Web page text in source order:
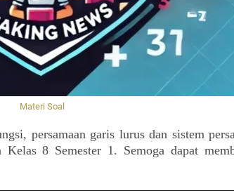
Materi Soal
persamaan garis lurus dan sistem
8 Semester 1. Semoga dapat